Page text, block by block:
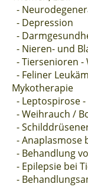
-
- Depression
-
- Nieren- und
- Tiersenioren -
- Feliner
Mykotherapie
- Leptospirose
- Weihrauch /
-
- Anaplasmose
- Behandlung
- Epilepsie bei
-